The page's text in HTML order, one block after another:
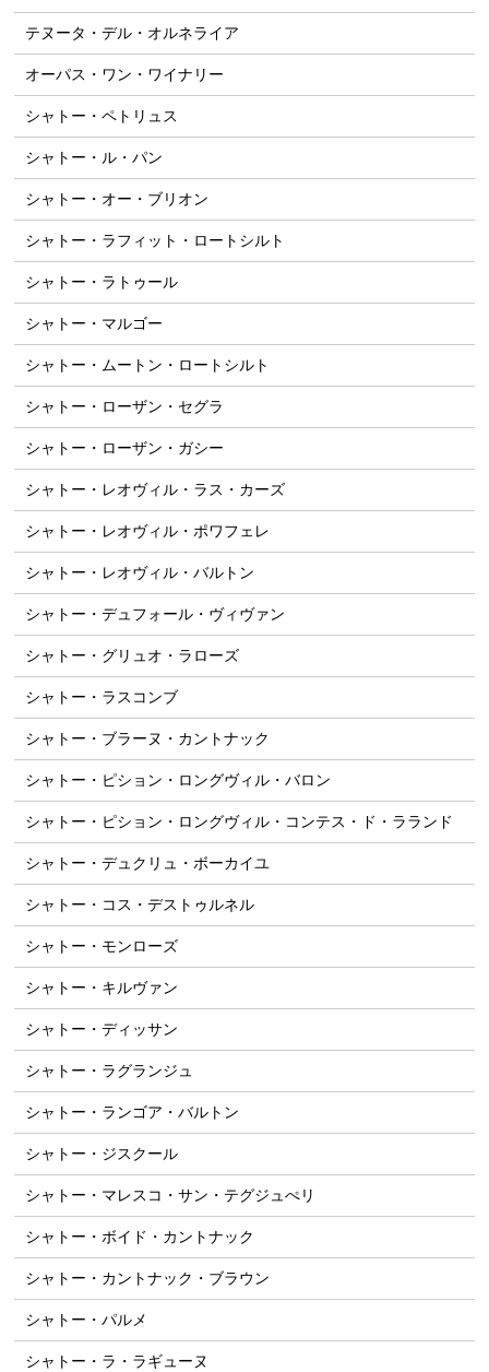
テヌータ・デル・オルネライア
オーパス・ワン・ワイナリー
シャトー・ペトリュス
シャトー・ル・パン
シャトー・オー・ブリオン
シャトー・ラフィット・ロートシルト
シャトー・ラトゥール
シャトー・マルゴー
シャトー・ムートン・ロートシルト
シャトー・ローザン・セグラ
シャトー・ローザン・ガシー
シャトー・レオヴィル・ラス・カーズ
シャトー・レオヴィル・ポワフェレ
シャトー・レオヴィル・バルトン
シャトー・デュフォール・ヴィヴァン
シャトー・グリュオ・ラローズ
シャトー・ラスコンブ
シャトー・ブラーヌ・カントナック
シャトー・ピション・ロングヴィル・バロン
シャトー・ピション・ロングヴィル・コンテス・ド・ラランド
シャトー・デュクリュ・ボーカイユ
シャトー・コス・デストゥルネル
シャトー・モンローズ
シャトー・キルヴァン
シャトー・ディッサン
シャトー・ラグランジュ
シャトー・ランゴア・バルトン
シャトー・ジスクール
シャトー・マレスコ・サン・テグジュぺリ
シャトー・ボイド・カントナック
シャトー・カントナック・ブラウン
シャトー・パルメ
シャトー・ラ・ラギューヌ